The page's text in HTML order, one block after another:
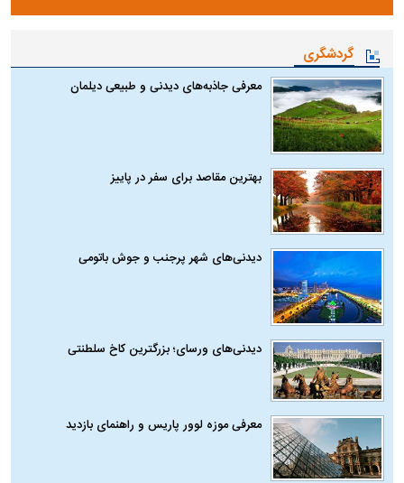
گردشگری
معرفی جاذبه‌های دیدنی و طبیعی دیلمان
بهترین مقاصد برای سفر در پاییز
دیدنی‌های شهر پرجنب و جوش باتومی
دیدنی‌های ورسای؛ بزرگترین کاخ سلطنتی
معرفی موزه لوور پاریس و راهنمای بازدید